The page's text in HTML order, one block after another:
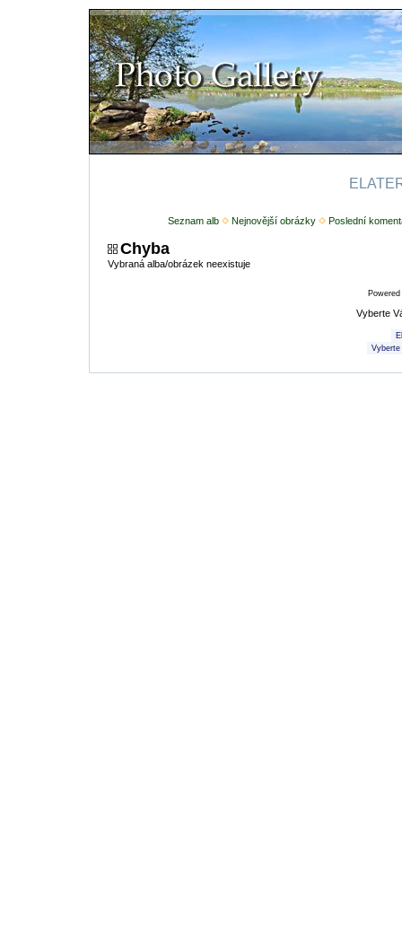
Seznam alb Nejnovější obrázky Poslední
Chyba
Vybraná alba/obrázek neexistuje
Vyberte